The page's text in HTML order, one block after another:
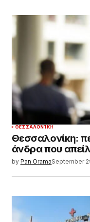
ΘΕΣΣΑΛΟΝΊΚΗ
Θεσσαλονίκη:
άνδρα που
by Pan OramaSeptember